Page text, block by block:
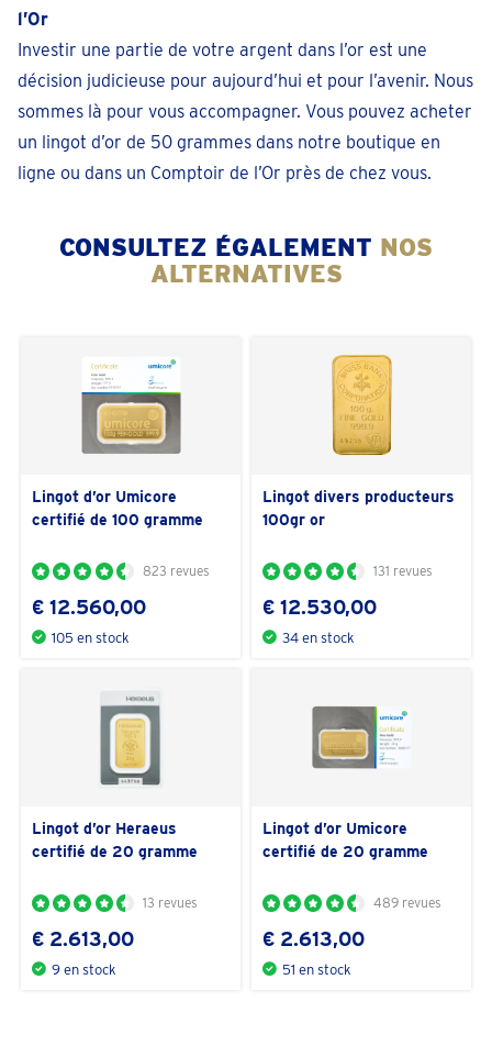
l’Or
Investir une partie de votre argent dans l’or est une
décision judicieuse pour aujourd’hui et pour l’avenir. Nous
sommes là pour vous accompagner. Vous pouvez acheter
un lingot d’or de 50 grammes dans notre boutique en
ligne ou dans un Comptoir de l’Or près de chez vous.
CONSULTEZ ÉGALEMENT NOS
ALTERNATIVES
Lingot d’or Umicore
certifié de 100 gramme
823 revues
€ 12.560,00
105 en stock
Lingot divers producteurs
100gr or
131 revues
€ 12.530,00
34 en stock
Lingot d’or Heraeus
certifié de 20 gramme
13 revues
€ 2.613,00
9 en stock
Lingot d’or Umicore
certifié de 20 gramme
489 revues
€ 2.613,00
51 en stock